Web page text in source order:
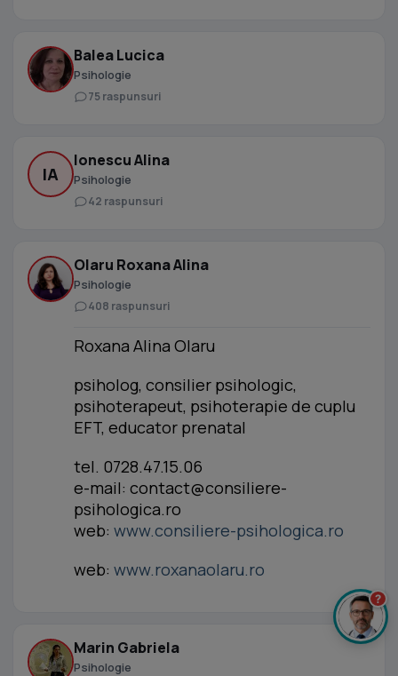
Balea Lucica
Psihologie
75 raspunsuri
IA
Ionescu Alina
Psihologie
42 raspunsuri
Olaru Roxana Alina
Psihologie
408 raspunsuri
Roxana Alina Olaru
psiholog, consilier psihologic,
psihoterapeut, psihoterapie de cuplu
EFT, educator prenatal
tel. 0728.47.15.06
e-mail: contact@consiliere-
psihologica.ro
web: www.consiliere-psihologica.ro
web: www.roxanaolaru.ro
Marin Gabriela
Psihologie
?